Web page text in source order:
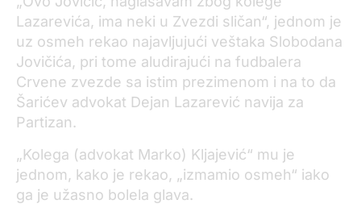
Lazarevića, ima neki u Zvezdi sličan“, jednom je
uz osmeh rekao najavljujući veštaka Slobodana
Jovičića, pri tome aludirajući na fudbalera
Crvene zvezde sa istim prezimenom i na to da
Šarićev advokat Dejan Lazarević navija za
Partizan.
„Kolega (advokat Marko) Kljajević“ mu je
jednom, kako je rekao, „izmamio osmeh“ iako
ga je užasno bolela glava.